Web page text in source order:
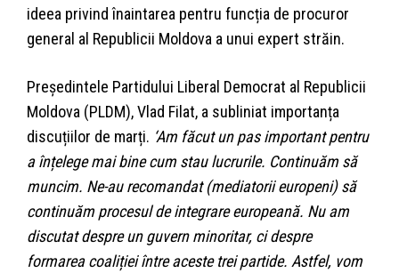
ideea privind înaintarea pentru funcția de procuror
general al Republicii Moldova a unui expert străin.
Președintele Partidului Liberal Democrat al Republicii
Moldova (PLDM), Vlad Filat, a subliniat importanța
discuțiilor de marți. ‘Am făcut un pas important pentru
a înțelege mai bine cum stau lucrurile. Continuăm să
muncim. Ne-au recomandat (mediatorii europeni) să
continuăm procesul de integrare europeană. Nu am
discutat despre un guvern minoritar, ci despre
formarea coaliției între aceste trei partide. Astfel, vom